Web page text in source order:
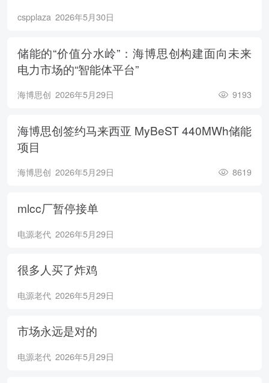
cspplaza 2026年5月30日
储能的“价值分水岭”：海博思创构建面向未来
电力市场的“智能体平台”
海博思创 2026年5月29日 9193
海博思创签约马来西亚 MyBeST 440MWh储能
项目
海博思创 2026年5月29日 8619
mlcc厂暂停接单
电源老代 2026年5月29日
很多人买了炸鸡
电源老代 2026年5月29日
市场永远是对的
电源老代 2026年5月29日